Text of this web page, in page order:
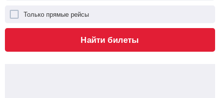
Только прямые рейсы
Найти билеты